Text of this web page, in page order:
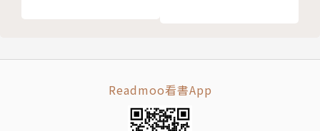
Readmoo看書App